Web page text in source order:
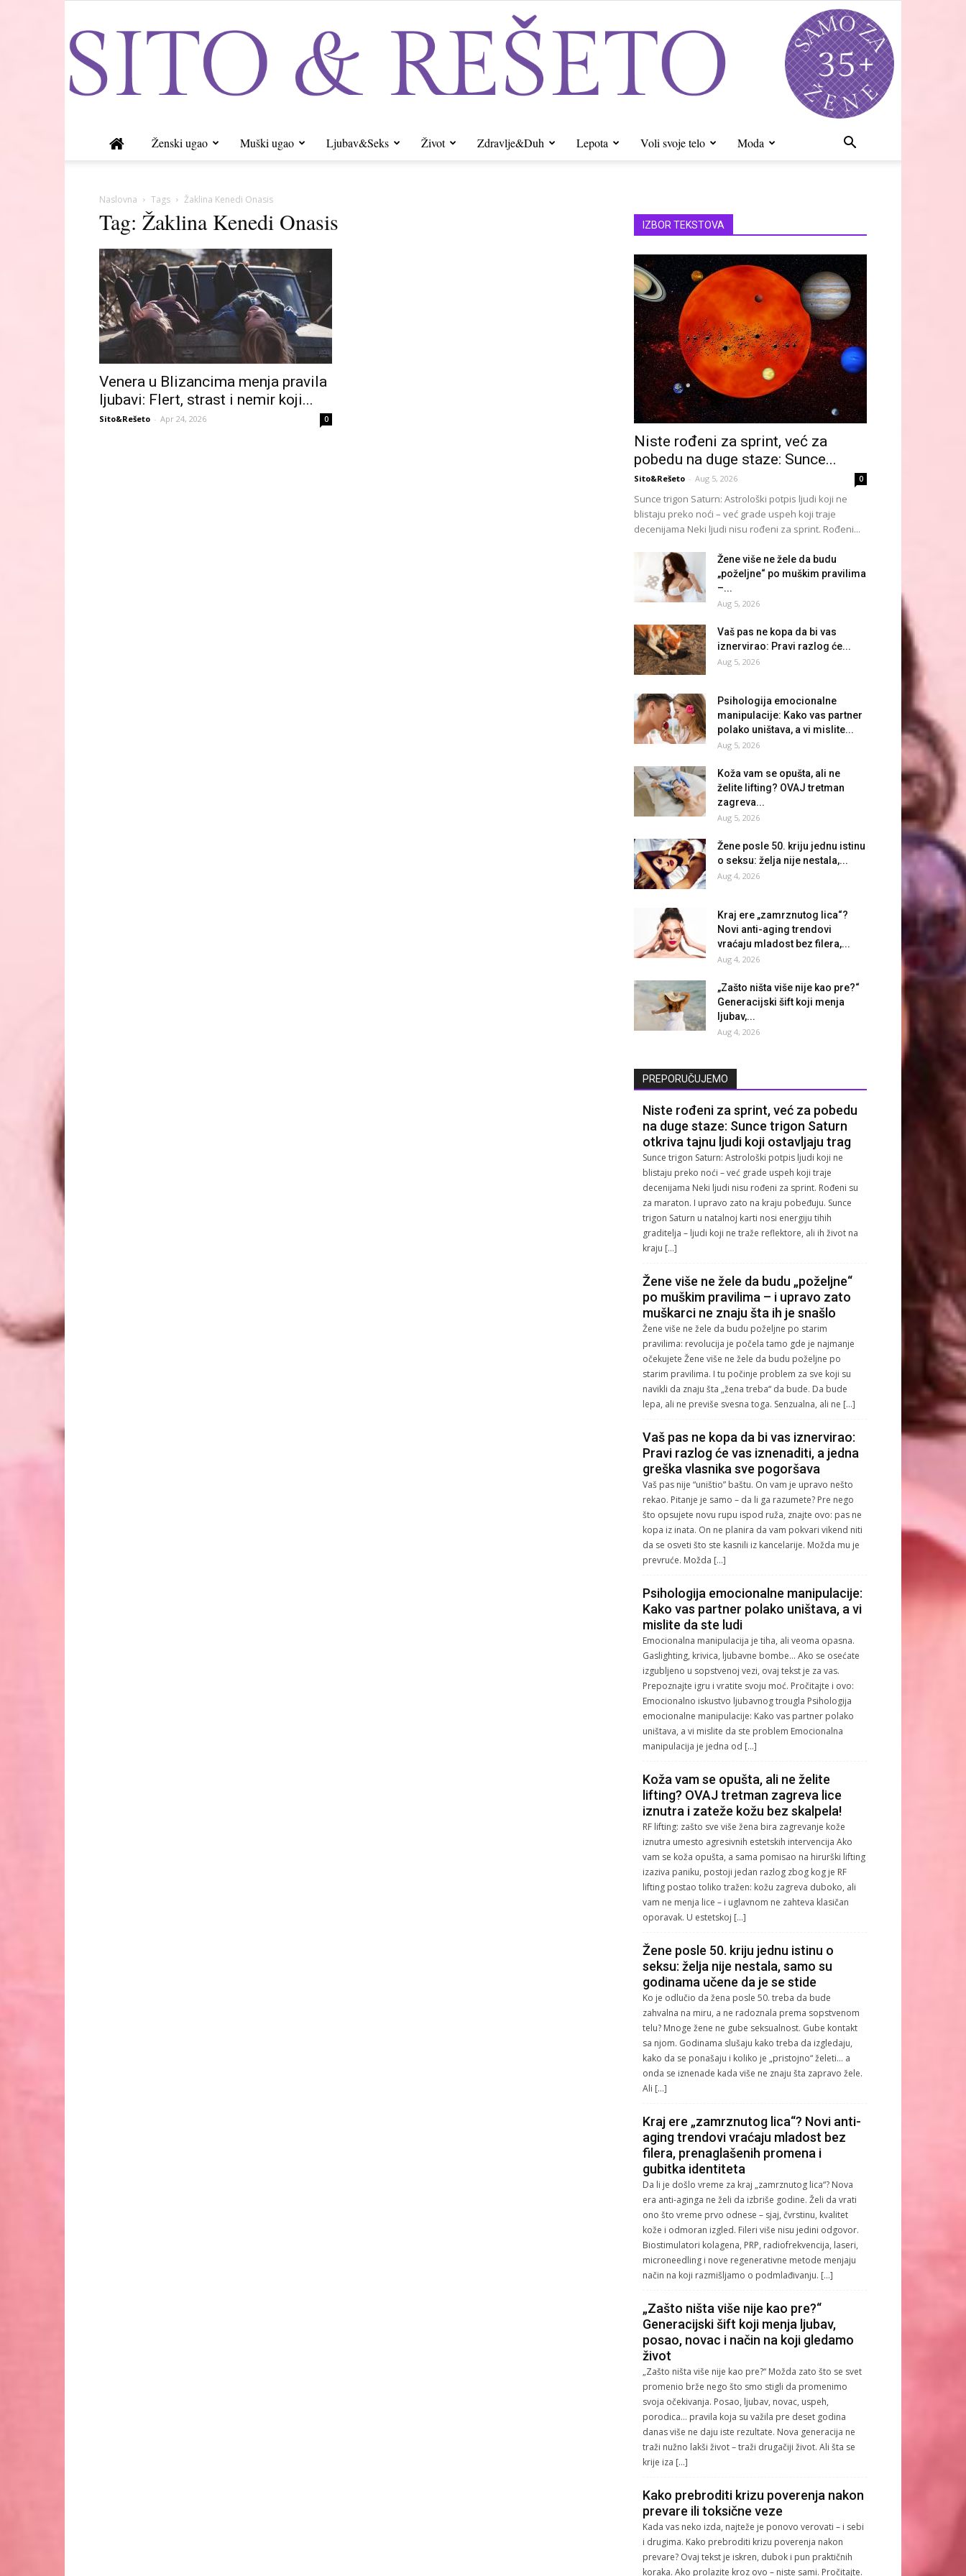
Ženski ugao Muški ugao Ljubav&Seks Život Zdravlje&Duh Lepota Voli svoje telo Moda
Naslovna Tags Žaklina Kenedi Onasis
Tag: Žaklina Kenedi Onasis
Venera u Blizancima menja pravila
ljubavi: Flert, strast i nemir koji...
Sito&Rešeto - Apr 24, 2026 0
IZBOR TEKSTOVA
Niste rođeni za sprint, već za
pobedu na duge staze: Sunce...
Sito&Rešeto - Aug 5, 2026 0
Sunce trigon Saturn: Astrološki potpis ljudi koji ne
blistaju preko noći – već grade uspeh koji traje
decenijama Neki ljudi nisu rođeni za sprint. Rođeni...
Žene više ne žele da budu
„poželjne“ po muškim pravilima
–...
Aug 5, 2026
Vaš pas ne kopa da bi vas
iznervirao: Pravi razlog će...
Aug 5, 2026
Psihologija emocionalne
manipulacije: Kako vas partner
polako uništava, a vi mislite...
Aug 5, 2026
Koža vam se opušta, ali ne
želite lifting? OVAJ tretman
zagreva...
Aug 5, 2026
Žene posle 50. kriju jednu istinu
o seksu: želja nije nestala,...
Aug 4, 2026
Kraj ere „zamrznutog lica“?
Novi anti-aging trendovi
vraćaju mladost bez filera,...
Aug 4, 2026
„Zašto ništa više nije kao pre?“
Generacijski šift koji menja
ljubav,...
Aug 4, 2026
PREPORUČUJEMO
Niste rođeni za sprint, već za pobedu
na duge staze: Sunce trigon Saturn
otkriva tajnu ljudi koji ostavljaju trag
Sunce trigon Saturn: Astrološki potpis ljudi koji ne
blistaju preko noći – već grade uspeh koji traje
decenijama Neki ljudi nisu rođeni za sprint. Rođeni su
za maraton. I upravo zato na kraju pobeđuju. Sunce
trigon Saturn u natalnoj karti nosi energiju tihih
graditelja – ljudi koji ne traže reflektore, ali ih život na
kraju […]
Žene više ne žele da budu „poželjne“
po muškim pravilima – i upravo zato
muškarci ne znaju šta ih je snašlo
Žene više ne žele da budu poželjne po starim
pravilima: revolucija je počela tamo gde je najmanje
očekujete Žene više ne žele da budu poželjne po
starim pravilima. I tu počinje problem za sve koji su
navikli da znaju šta „žena treba“ da bude. Da bude
lepa, ali ne previše svesna toga. Senzualna, ali ne […]
Vaš pas ne kopa da bi vas iznervirao:
Pravi razlog će vas iznenaditi, a jedna
greška vlasnika sve pogoršava
Vaš pas nije “uništio” baštu. On vam je upravo nešto
rekao. Pitanje je samo – da li ga razumete? Pre nego
što opsujete novu rupu ispod ruža, znajte ovo: pas ne
kopa iz inata. On ne planira da vam pokvari vikend niti
da se osveti što ste kasnili iz kancelarije. Možda mu je
prevruće. Možda […]
Psihologija emocionalne manipulacije:
Kako vas partner polako uništava, a vi
mislite da ste ludi
Emocionalna manipulacija je tiha, ali veoma opasna.
Gaslighting, krivica, ljubavne bombe… Ako se osećate
izgubljeno u sopstvenoj vezi, ovaj tekst je za vas.
Prepoznajte igru i vratite svoju moć. Pročitajte i ovo:
Emocionalno iskustvo ljubavnog trougla Psihologija
emocionalne manipulacije: Kako vas partner polako
uništava, a vi mislite da ste problem Emocionalna
manipulacija je jedna od […]
Koža vam se opušta, ali ne želite
lifting? OVAJ tretman zagreva lice
iznutra i zateže kožu bez skalpela!
RF lifting: zašto sve više žena bira zagrevanje kože
iznutra umesto agresivnih estetskih intervencija Ako
vam se koža opušta, a sama pomisao na hirurški lifting
izaziva paniku, postoji jedan razlog zbog kog je RF
lifting postao toliko tražen: kožu zagreva duboko, ali
vam ne menja lice – i uglavnom ne zahteva klasičan
oporavak. U estetskoj […]
Žene posle 50. kriju jednu istinu o
seksu: želja nije nestala, samo su
godinama učene da je se stide
Ko je odlučio da žena posle 50. treba da bude
zahvalna na miru, a ne radoznala prema sopstvenom
telu? Mnoge žene ne gube seksualnost. Gube kontakt
sa njom. Godinama slušaju kako treba da izgledaju,
kako da se ponašaju i koliko je „pristojno“ želeti… a
onda se iznenade kada više ne znaju šta zapravo žele.
Ali […]
Kraj ere „zamrznutog lica“? Novi anti-
aging trendovi vraćaju mladost bez
filera, prenaglašenih promena i
gubitka identiteta
Da li je došlo vreme za kraj „zamrznutog lica“? Nova
era anti-aginga ne želi da izbriše godine. Želi da vrati
ono što vreme prvo odnese – sjaj, čvrstinu, kvalitet
kože i odmoran izgled. Fileri više nisu jedini odgovor.
Biostimulatori kolagena, PRP, radiofrekvencija, laseri,
microneedling i nove regenerativne metode menjaju
način na koji razmišljamo o podmlađivanju. […]
„Zašto ništa više nije kao pre?“
Generacijski šift koji menja ljubav,
posao, novac i način na koji gledamo
život
„Zašto ništa više nije kao pre?“ Možda zato što se svet
promenio brže nego što smo stigli da promenimo
svoja očekivanja. Posao, ljubav, novac, uspeh,
porodica… pravila koja su važila pre deset godina
danas više ne daju iste rezultate. Nova generacija ne
traži nužno lakši život – traži drugačiji život. Ali šta se
krije iza […]
Kako prebroditi krizu poverenja nakon
prevare ili toksične veze
Kada vas neko izda, najteže je ponovo verovati – i sebi
i drugima. Kako prebroditi krizu poverenja nakon
prevare? Ovaj tekst je iskren, dubok i pun praktičnih
koraka. Ako prolazite kroz ovo – niste sami. Pročitajte.